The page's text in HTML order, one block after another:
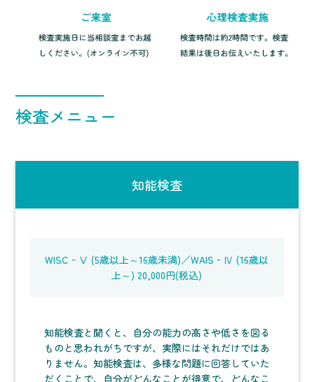
検査メニュー
知能検査
WISC‐Ⅴ (5歳以上～16歳未満)／WAIS‐Ⅳ (16歳以
上～) 20,000円(税込)
知能検査と聞くと、自分の能力の高さや低さを図る
ものと思われがちですが、実際にはそれだけではあ
りません。知能検査は、多様な問題に回答していた
だくことで、自分がどんなことが得意で、どんなこ